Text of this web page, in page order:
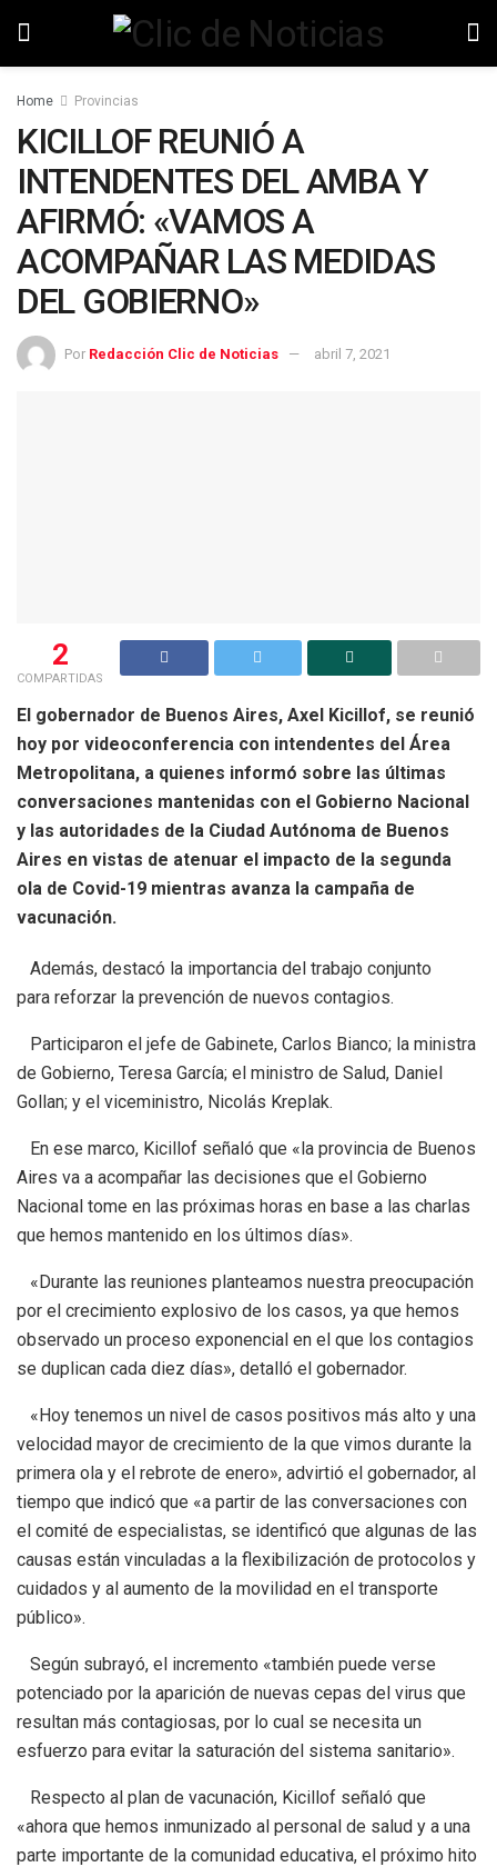
Home Provincias
KICILLOF REUNIÓ A
INTENDENTES DEL AMBA Y
AFIRMÓ: «VAMOS A
ACOMPAÑAR LAS MEDIDAS
DEL GOBIERNO»
Por Redacción Clic de Noticias abril 7, 2021
2
COMPARTIDAS
El gobernador de Buenos Aires, Axel Kicillof, se reunió
hoy por videoconferencia con intendentes del Área
Metropolitana, a quienes informó sobre las últimas
conversaciones mantenidas con el Gobierno Nacional
y las autoridades de la Ciudad Autónoma de Buenos
Aires en vistas de atenuar el impacto de la segunda
ola de Covid-19 mientras avanza la campaña de
vacunación.
Además, destacó la importancia del trabajo conjunto
para reforzar la prevención de nuevos contagios.
Participaron el jefe de Gabinete, Carlos Bianco; la ministra
de Gobierno, Teresa García; el ministro de Salud, Daniel
Gollan; y el viceministro, Nicolás Kreplak.
En ese marco, Kicillof señaló que «la provincia de Buenos
Aires va a acompañar las decisiones que el Gobierno
Nacional tome en las próximas horas en base a las charlas
que hemos mantenido en los últimos días».
«Durante las reuniones planteamos nuestra preocupación
por el crecimiento explosivo de los casos, ya que hemos
observado un proceso exponencial en el que los contagios
se duplican cada diez días», detalló el gobernador.
«Hoy tenemos un nivel de casos positivos más alto y una
velocidad mayor de crecimiento de la que vimos durante la
primera ola y el rebrote de enero», advirtió el gobernador, al
tiempo que indicó que «a partir de las conversaciones con
el comité de especialistas, se identificó que algunas de las
causas están vinculadas a la flexibilización de protocolos y
cuidados y al aumento de la movilidad en el transporte
público».
Según subrayó, el incremento «también puede verse
potenciado por la aparición de nuevas cepas del virus que
resultan más contagiosas, por lo cual se necesita un
esfuerzo para evitar la saturación del sistema sanitario».
Respecto al plan de vacunación, Kicillof señaló que
«ahora que hemos inmunizado al personal de salud y a una
parte importante de la comunidad educativa, el próximo hito